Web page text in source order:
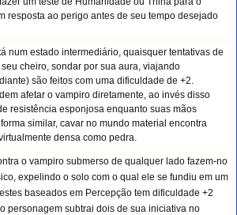
resposta ao perigo antes de seu tempo desejado
num estado intermediário, quaisquer tentativas de
cheiro, sondar por sua aura, viajando
são feitos com uma dificuldade de +2.
afetar o vampiro diretamente, ao invés disso
resistência esponjosa enquanto suas mãos
similar, cavar no mundo material encontra
densa como pedra.
o vampiro submerso de qualquer lado fazem-no
expelindo o solo com o qual ele se fundiu em um
baseados em Percepção tem dificuldade +2
personagem subtrai dois de sua iniciativa no